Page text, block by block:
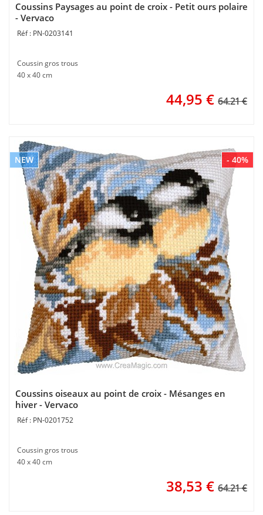
Coussins Paysages au point de croix - Petit ours polaire
- Vervaco
PN-0203141
Coussin gros trous
40 x 40 cm
44,95 € 64.21 €
- 40%
NEW
Coussins oiseaux au point de croix - Mésanges en
hiver - Vervaco
PN-0201752
Coussin gros trous
40 x 40 cm
38,53 € 64.21 €